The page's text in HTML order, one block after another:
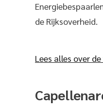
de Rijksoverheid.
Lees alles over